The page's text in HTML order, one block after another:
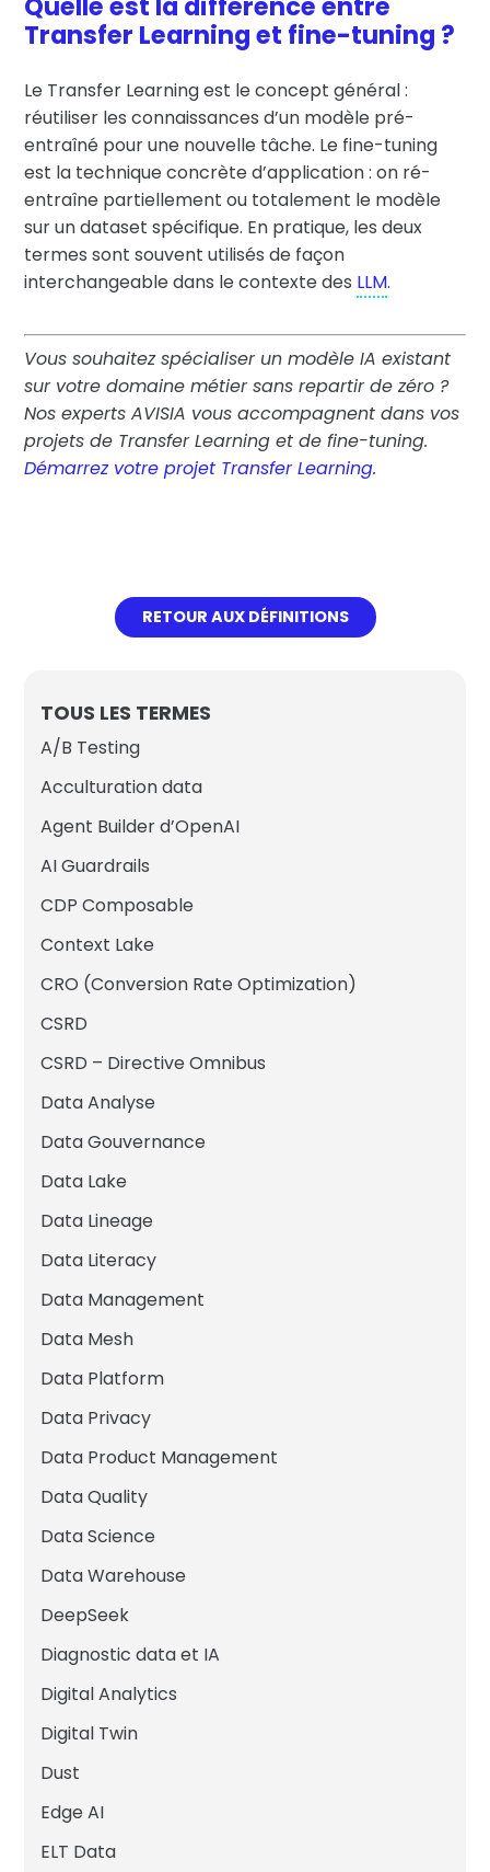
RETOUR AUX DÉFINITIONS
TOUS LES TERMES
A/B Testing
Acculturation data
Agent Builder d’OpenAI
AI Guardrails
CDP Composable
Context Lake
CRO (Conversion Rate Optimization)
CSRD
CSRD – Directive Omnibus
Data Analyse
Data Gouvernance
Data Lake
Data Lineage
Data Literacy
Data Management
Data Mesh
Data Platform
Data Privacy
Data Product Management
Data Quality
Data Science
Data Warehouse
DeepSeek
Diagnostic data et IA
Digital Analytics
Digital Twin
Dust
Edge AI
ELT Data
Transfer Learning et fine-tuning ?
Le Transfer Learning est le concept général :
réutiliser les connaissances d’un modèle pré-
entraîné pour une nouvelle tâche. Le fine-tuning
est la technique concrète d’application : on ré-
entraîne partiellement ou totalement le modèle
sur un dataset spécifique. En pratique, les deux
termes sont souvent utilisés de façon
interchangeable dans le contexte des LLM.
Vous souhaitez spécialiser un modèle IA existant
sur votre domaine métier sans repartir de zéro ?
Nos experts AVISIA vous accompagnent dans vos
projets de Transfer Learning et de fine-tuning.
Démarrez votre projet Transfer Learning.